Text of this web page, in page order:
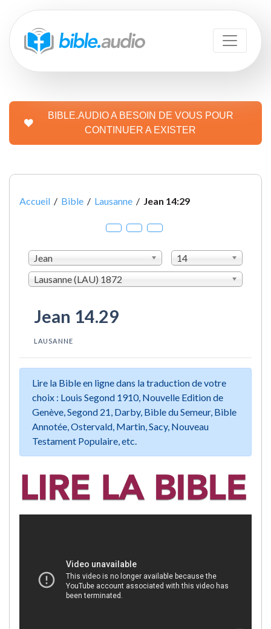
BIBLE.AUDIO A BESOIN DE VOUS POUR
CONTINUER A EXISTER
Accueil / Bible / Lausanne / Jean 14:29
Jean
14
Lausanne (LAU) 1872
Jean 14.29
LAUSANNE
Lire la Bible en ligne dans la traduction de votre
choix : Louis Segond 1910, Nouvelle Edition de
Genève, Segond 21, Darby, Bible du Semeur, Bible
Annotée, Ostervald, Martin, Sacy, Nouveau
Testament Populaire, etc.